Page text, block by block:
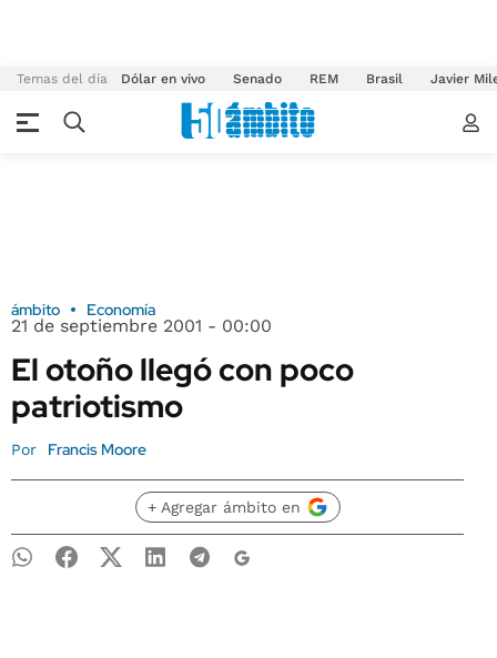
Temas del día Dólar en vivo Senado REM Brasil Javier
ámbito Economía
21 de septiembre 2001 - 00:00
El otoño llegó con poco
patriotismo
Por Francis Moore
+ Agregar ámbito en